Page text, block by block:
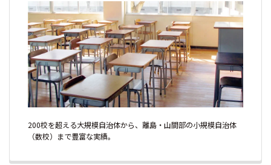
200校を超える大規模自治体から、離島・山間部の小規模自治体
（数校）まで豊富な実績。